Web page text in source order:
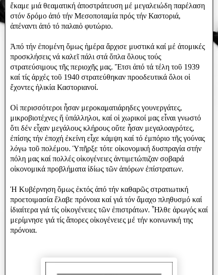
ἔκαμε μιά θεαματική ἀποστράτευση μέ μεγαλειώδη παρέλαση
στόν δρόμο ἀπό τήν Μεσοποταμία πρός τήν Καστοριά,
ἀπέναντι ἀπό τό παλαιὀ φυτώριο.
Ἀπό τήν ἐπομένη ὅμως ἡμέρα ἄρχισε μυστικά καί μέ ἀτομικές
προσκλήσεις νά καλεῖ πάλι στά ὅπλα ὅλους τούς
στρατεύσιμους τῆς περιοχῆς μας. Ἔτσι ἀπό τά τέλη τοῦ 1939
καί τίς ἀρχές τοῦ 1940 στρατεύθηκαν προοδευτικά ὅλοι οἱ
ἔχοντες ἡλικία Καστοριανοί.
Οἱ περισσότεροι ἧσαν μεροκαματιάρηδες γουνεργάτες,
μικροβιοτέχνες ἤ ὑπάλληλοι, καί οἱ χωρικοί μας εἶναι γνωστό
ὅτι δέν εἷχαν μεγάλους κλήρους οὔτε ἧσαν μεγαλοαγρότες,
ἐπίσης τήν ἐποχή ἐκείνη εἷχε κάμψη καί τό ἐμπόριο τῆς γούνας
λόγω τοῦ πολέμου. Ὑπῆρξε τότε οἰκονομική δυσπραγία στήν
πόλη μας καί πολλές οἰκογένειες ἀντιμετώπιζαν σοβαρά
οἰκονομικά προβλήματα ἰδίως τῶν ἀπόρων ἐπίστρατων.
Ἡ Κυβέρνηση ὅμως ἐκτός ἀπό τήν καθαρῶς στρατιωτική
προετοιμασία ἔλαβε πρόνοια καί γιά τόν ἄμαχο πληθυσμό καί
ἰδιαίτερα γιά τίς οἰκογένειες τῶν ἐπιστράτων. Ἧλθε ἀρωγός καί
μερίμνησε γιά τίς ἄπορες οἰκογένειες μέ τήν κοινωνική της
πρόνοια.